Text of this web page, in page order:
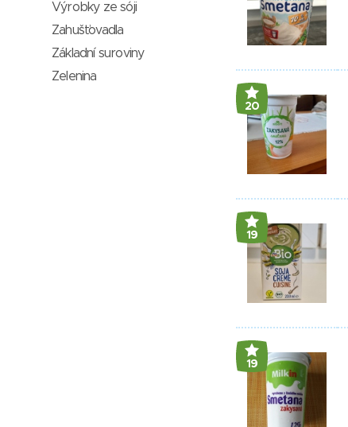
20
19
19
Výrobky ze sóji
Zahušťovadla
Základní suroviny
Zelenina